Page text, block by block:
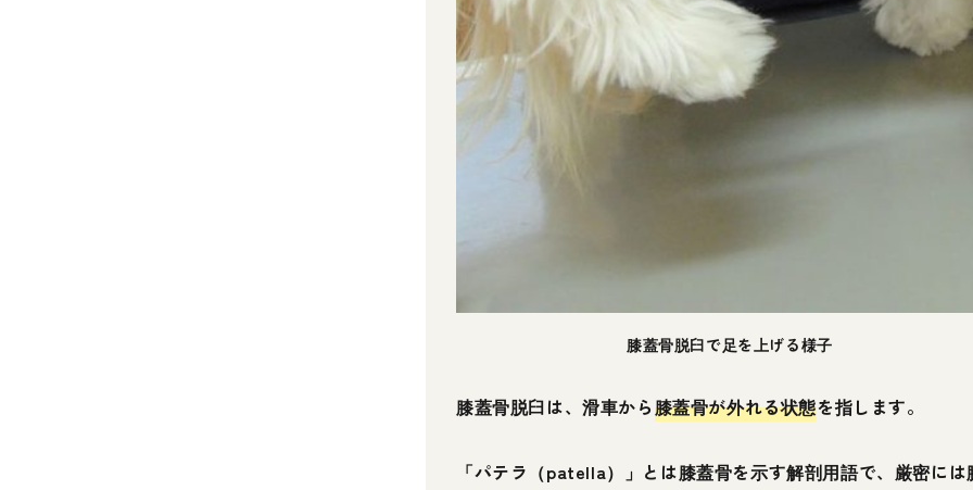
膝蓋骨脱臼で足を上げる様子
膝蓋骨脱臼は、滑車から膝蓋骨が外れる状態を指します。
「パテラ（patella）」とは膝蓋骨を示す解剖用語で、厳密には